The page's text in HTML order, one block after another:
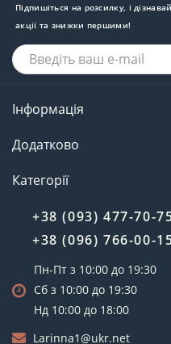
Підпишіться на розсилку, і
акції та знижки першими!
Інформація
Додатково
Категорії
+38 (093) 477-70-
+38 (096) 766-00-
Пн-Пт з 10:00 до 19:30
Сб з 10:00 до 19:30
Нд 10:00 до 18:00
Larinna1@ukr.net